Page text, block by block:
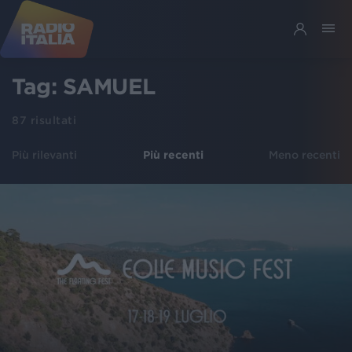
Tag: SAMUEL
87 risultati
Più rilevanti Più recenti Meno recenti